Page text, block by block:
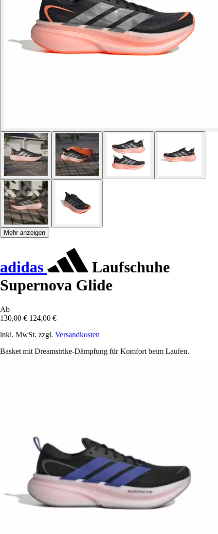
Mehr anzeigen
adidas
Laufschuhe
Supernova Glide
Ab
130,00 € 124,00 €
inkl. MwSt. zzgl. Versandkosten
Basket mit Dreamstrike-Dämpfung für Komfort beim Laufen.